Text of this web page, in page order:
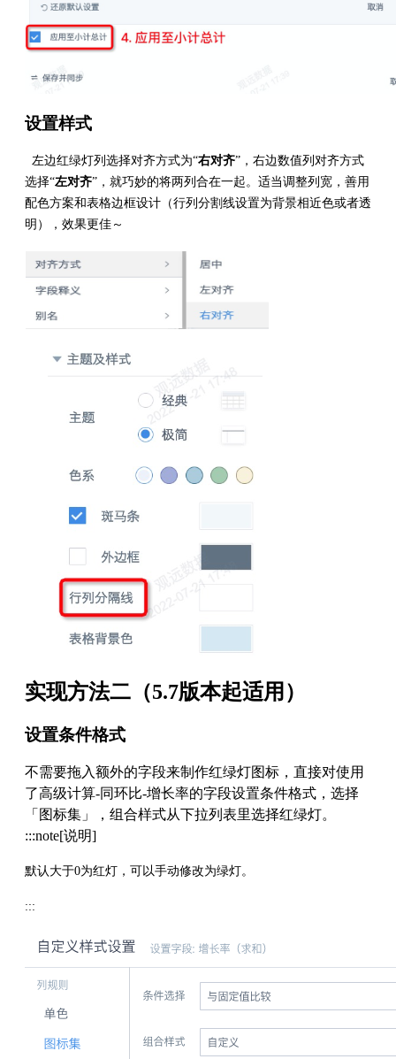
设置样式
左边红绿灯列选择对齐方式为“右对齐”，右边数值列对齐方式
选择“左对齐”，就巧妙的将两列合在一起。适当调整列宽，善用
配色方案和表格边框设计（行列分割线设置为背景相近色或者透
明），效果更佳～
实现方法二（5.7版本起适用）
设置条件格式
不需要拖入额外的字段来制作红绿灯图标，直接对使用
了高级计算-同环比-增长率的字段设置条件格式，选择
「图标集」，组合样式从下拉列表里选择红绿灯。
:::note[说明]
默认大于0为红灯，可以手动修改为绿灯。
:::